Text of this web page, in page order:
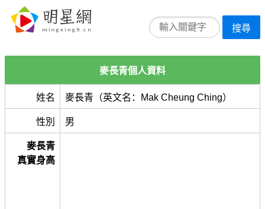
搜尋
麥長青個人資料
姓名 麥長青（英文名：Mak Cheung Ching）
性別 男
麥長青
真實身高